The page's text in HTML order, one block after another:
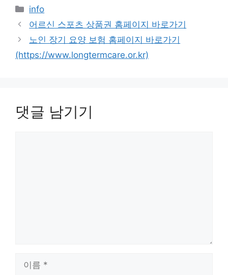
카
테
고
리
info
어르신 스포츠 상품권 홈페이지 바로가기
노인 장기 요양 보험 홈페이지 바로가기
(https://www.longtermcare.or.kr)
댓글 남기기